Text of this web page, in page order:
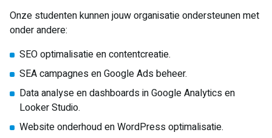
Onze studenten kunnen jouw organisatie ondersteunen met
onder andere:
SEO optimalisatie en contentcreatie.
SEA campagnes en Google Ads beheer.
Data analyse en dashboards in Google Analytics en
Looker Studio.
Website onderhoud en WordPress optimalisatie.